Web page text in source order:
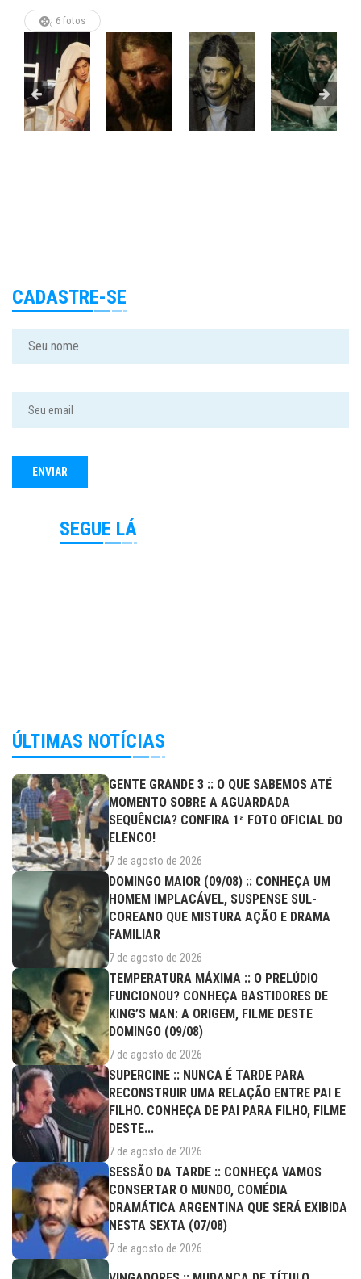
6 fotos
CADASTRE-SE
SEGUE LÁ
ÚLTIMAS NOTÍCIAS
GENTE GRANDE 3 :: O QUE SABEMOS ATÉ
MOMENTO SOBRE A AGUARDADA
SEQUÊNCIA? CONFIRA 1ª FOTO OFICIAL DO
ELENCO!
7 de agosto de 2026
DOMINGO MAIOR (09/08) :: CONHEÇA UM
HOMEM IMPLACÁVEL, SUSPENSE SUL-
COREANO QUE MISTURA AÇÃO E DRAMA
FAMILIAR
7 de agosto de 2026
TEMPERATURA MÁXIMA :: O PRELÚDIO
FUNCIONOU? CONHEÇA BASTIDORES DE
KING’S MAN: A ORIGEM, FILME DESTE
DOMINGO (09/08)
7 de agosto de 2026
SUPERCINE :: NUNCA É TARDE PARA
RECONSTRUIR UMA RELAÇÃO ENTRE PAI E
FILHO. CONHEÇA DE PAI PARA FILHO, FILME
DESTE...
7 de agosto de 2026
SESSÃO DA TARDE :: CONHEÇA VAMOS
CONSERTAR O MUNDO, COMÉDIA
DRAMÁTICA ARGENTINA QUE SERÁ EXIBIDA
NESTA SEXTA (07/08)
7 de agosto de 2026